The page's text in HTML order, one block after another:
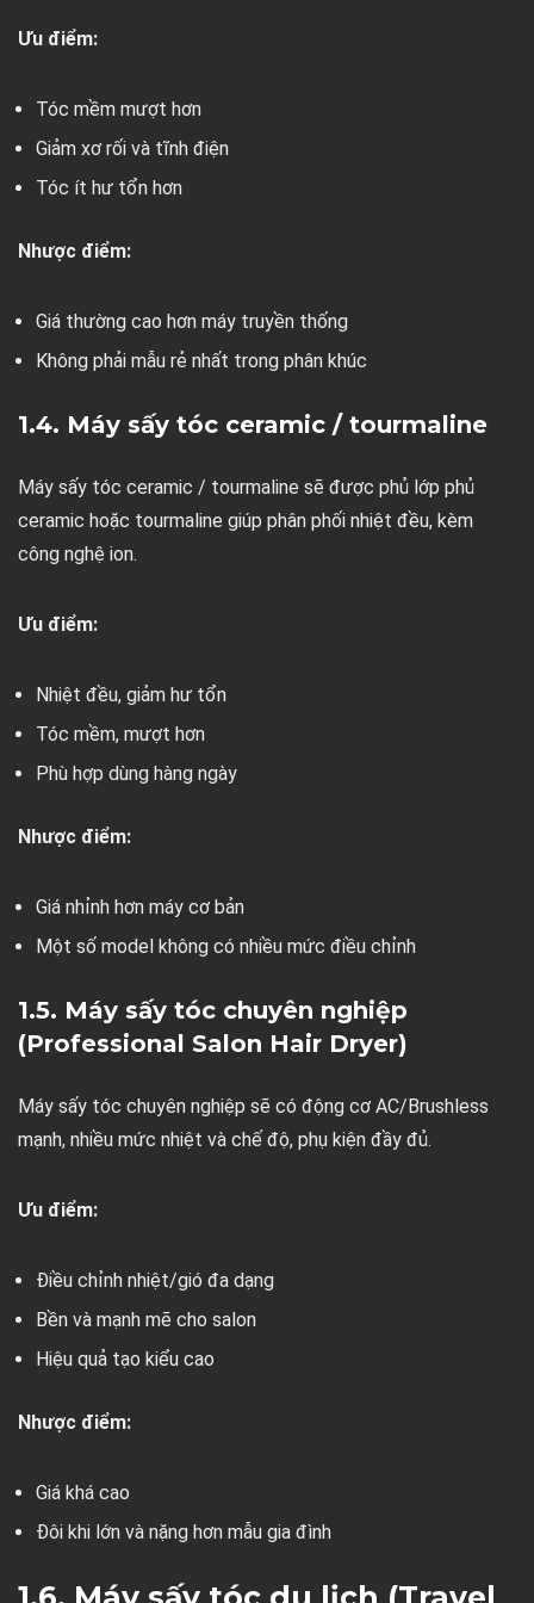
Ưu điểm:
Tóc mềm mượt hơn
Giảm xơ rối và tĩnh điện
Tóc ít hư tổn hơn
Nhược điểm:
Giá thường cao hơn máy truyền thống
Không phải mẫu rẻ nhất trong phân khúc
1.4. Máy sấy tóc ceramic / tourmaline
Máy sấy tóc ceramic / tourmaline sẽ được phủ lớp phủ
ceramic hoặc tourmaline giúp phân phối nhiệt đều, kèm
công nghệ ion.
Ưu điểm:
Nhiệt đều, giảm hư tổn
Tóc mềm, mượt hơn
Phù hợp dùng hàng ngày
Nhược điểm:
Giá nhỉnh hơn máy cơ bản
Một số model không có nhiều mức điều chỉnh
1.5. Máy sấy tóc chuyên nghiệp
(Professional Salon Hair Dryer)
Máy sấy tóc chuyên nghiệp sẽ có động cơ AC/Brushless
mạnh, nhiều mức nhiệt và chế độ, phụ kiện đầy đủ.
Ưu điểm:
Điều chỉnh nhiệt/gió đa dạng
Bền và mạnh mẽ cho salon
Hiệu quả tạo kiểu cao
Nhược điểm:
Giá khá cao
Đôi khi lớn và nặng hơn mẫu gia đình